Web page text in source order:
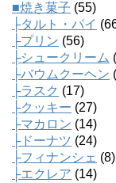
■焼き菓子 (55)
├タルト・パイ
├プリン (56)
├シュークリーム
├バウムクーヘン
├ラスク (17)
├クッキー (27)
├マカロン (14)
├ドーナツ (24)
├フィナンシェ (8)
├エクレア (14)